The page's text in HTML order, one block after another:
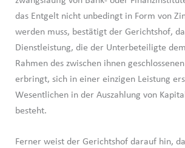
das Entgelt nicht unbedingt in Form von
werden muss, bestätigt der Gerichtshof,
Dienstleistung, die der Unterbeteiligte
Rahmen des zwischen ihnen
erbringt, sich in einer einzigen Leistung
Wesentlichen in der Auszahlung von
besteht.
Ferner weist der Gerichtshof darauf hin,